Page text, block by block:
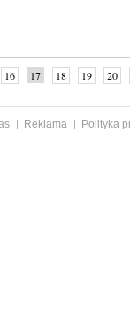
16 17 18 19
20
Reklama
Polityka